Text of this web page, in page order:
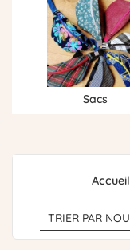
Sacs
Accueil